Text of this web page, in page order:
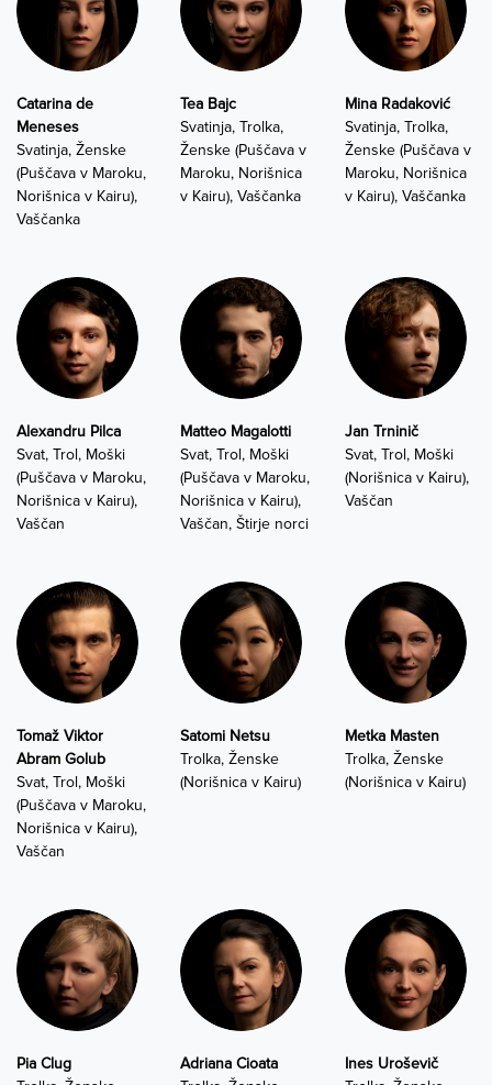
Catarina de
Meneses
Svatinja, Ženske
(Puščava v Maroku,
Norišnica v Kairu),
Vaščanka
Tea Bajc
Svatinja, Trolka,
Ženske (Puščava v
Maroku, Norišnica
v Kairu), Vaščanka
Mina Radaković
Svatinja, Trolka,
Ženske (Puščava v
Maroku, Norišnica
v Kairu), Vaščanka
Alexandru Pilca
Svat, Trol, Moški
(Puščava v Maroku,
Norišnica v Kairu),
Vaščan
Matteo Magalotti
Svat, Trol, Moški
(Puščava v Maroku,
Norišnica v Kairu),
Vaščan, Štirje norci
Jan Trninič
Svat, Trol, Moški
(Norišnica v Kairu),
Vaščan
Tomaž Viktor
Abram Golub
Svat, Trol, Moški
(Puščava v Maroku,
Norišnica v Kairu),
Vaščan
Satomi Netsu
Trolka, Ženske
(Norišnica v Kairu)
Metka Masten
Trolka, Ženske
(Norišnica v Kairu)
Pia Clug
Adriana Cioata
Ines Uroševič